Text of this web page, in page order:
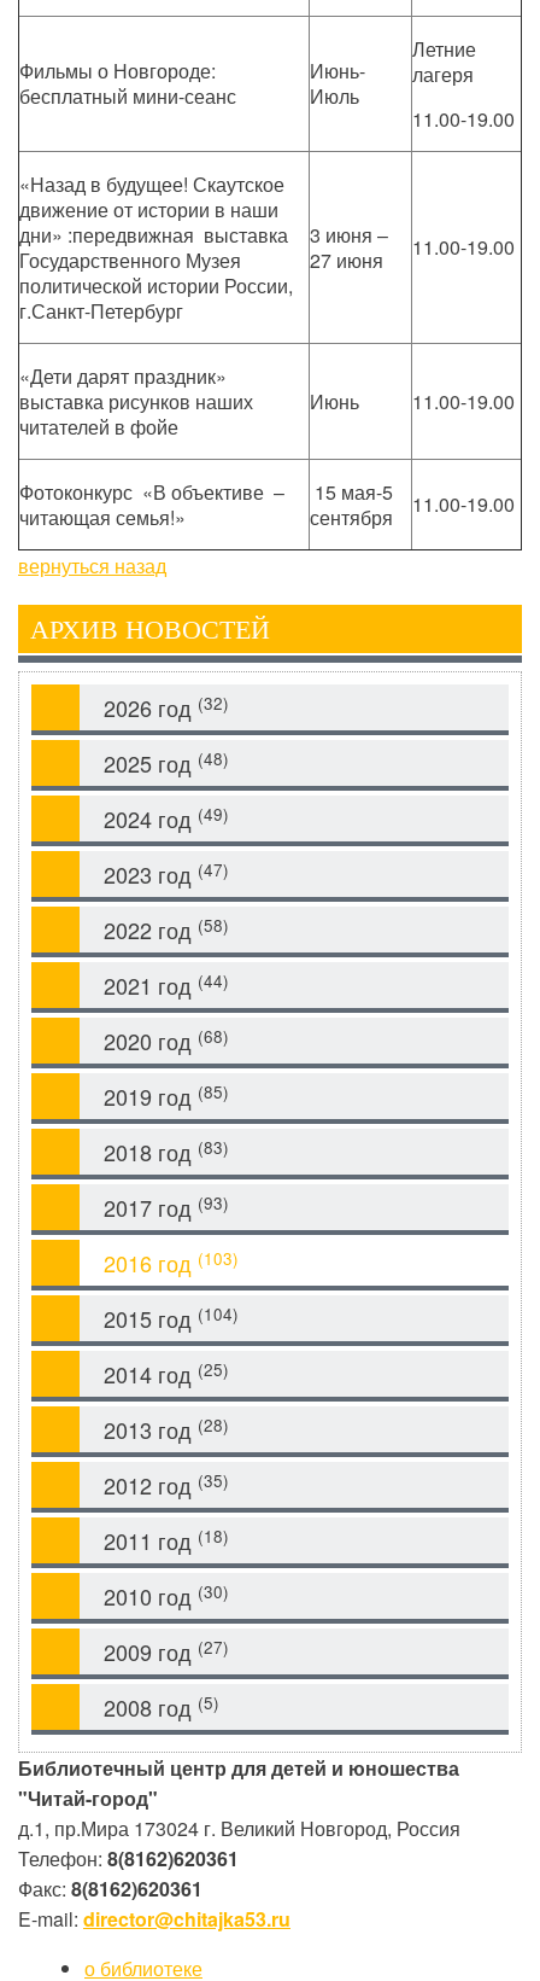
Фильмы о Новгороде:
бесплатный мини-сеанс
Июнь-
Июль
Летние
лагеря
11.00-19.00
«Назад в будущее! Скаутское
движение от истории в наши
дни» :передвижная выставка
Государственного Музея
политической истории России,
г.Санкт-Петербург
3 июня –
27 июня
11.00-19.00
«Дети дарят праздник»
выставка рисунков наших
читателей в фойе
Июнь 11.00-19.00
Фотоконкурс «В объективе –
читающая семья!»
15 мая-5
сентября
11.00-19.00
вернуться назад
АРХИВ НОВОСТЕЙ
2026 год (32)
2025 год (48)
2024 год (49)
2023 год (47)
2022 год (58)
2021 год (44)
2020 год (68)
2019 год (85)
2018 год (83)
2017 год (93)
2016 год (103)
2015 год (104)
2014 год (25)
2013 год (28)
2012 год (35)
2011 год (18)
2010 год (30)
2009 год (27)
2008 год (5)
Библиотечный центр для детей и юношества
"Читай-город"
д.1, пр.Мира 173024 г. Великий Новгород, Россия
Телефон: 8(8162)620361
Факс: 8(8162)620361
E-mail: director@chitajka53.ru
о библиотеке